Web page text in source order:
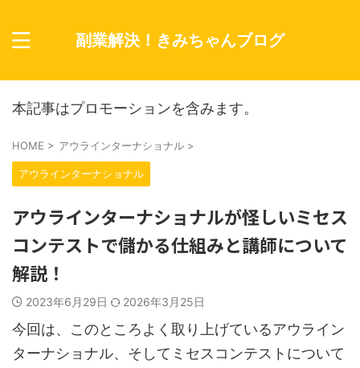
副業解決！きみちゃんブログ
本記事はプロモーションを含みます。
HOME > アウラインターナショナル >
アウラインターナショナル
アウラインターナショナルが怪しいミセス
コンテストで儲かる仕組みと講師について
解説！
2023年6月29日 2026年3月25日
今回は、このところよく取り上げているアウライン
ターナショナル、そしてミセスコンテストについて